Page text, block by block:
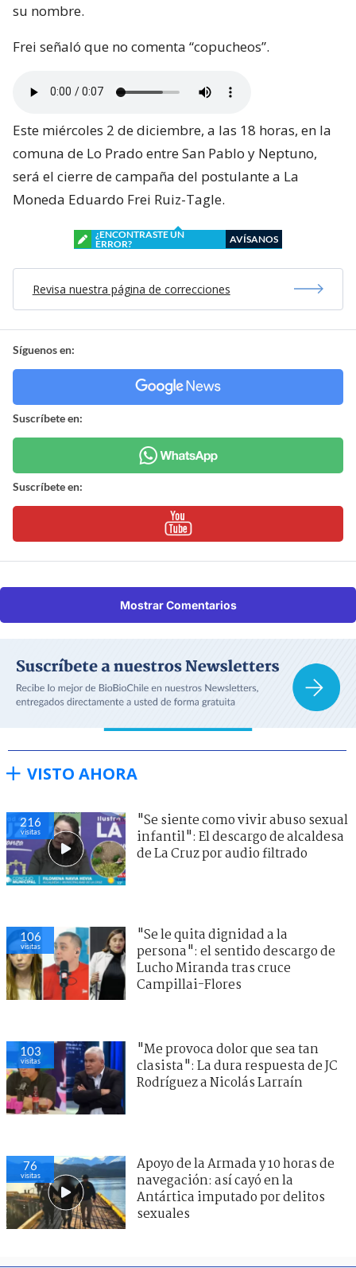
su nombre.
Frei señaló que no comenta “copucheos”.
Este miércoles 2 de diciembre, a las 18 horas, en la
comuna de Lo Prado entre San Pablo y Neptuno,
será el cierre de campaña del postulante a La
Moneda Eduardo Frei Ruiz-Tagle.
¿ENCONTRASTE UN
ERROR?
AVÍSANOS
Revisa nuestra página de correcciones
Síguenos en:
Suscríbete en:
Suscríbete en:
Mostrar Comentarios
VISTO AHORA
216
visitas
"Se siente como vivir abuso sexual
infantil": El descargo de alcaldesa
de La Cruz por audio filtrado
106
visitas
"Se le quita dignidad a la
persona": el sentido descargo de
Lucho Miranda tras cruce
Campillai-Flores
103
visitas
"Me provoca dolor que sea tan
clasista": La dura respuesta de JC
Rodríguez a Nicolás Larraín
76
visitas
Apoyo de la Armada y 10 horas de
navegación: así cayó en la
Antártica imputado por delitos
sexuales